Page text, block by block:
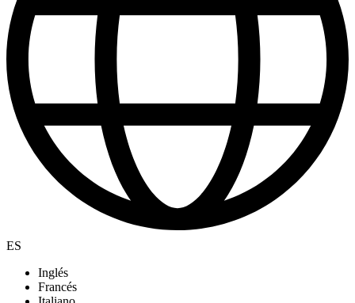
ES
Inglés
Francés